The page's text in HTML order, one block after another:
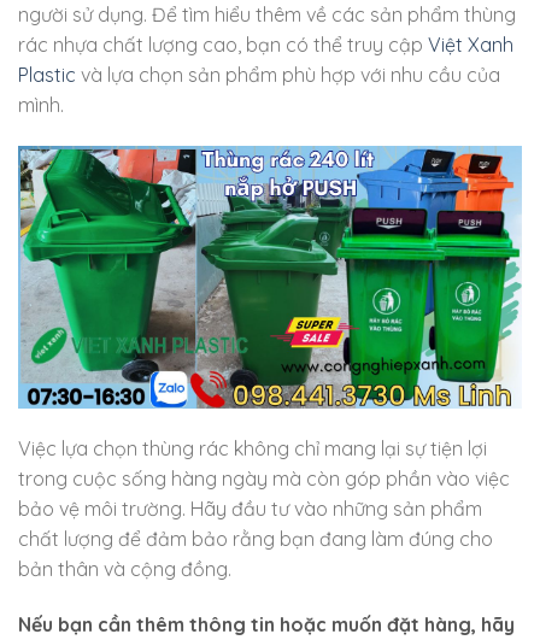
người sử dụng. Để tìm hiểu thêm về các sản phẩm thùng
rác nhựa chất lượng cao, bạn có thể truy cập Việt Xanh
Plastic và lựa chọn sản phẩm phù hợp với nhu cầu của
mình.
Việc lựa chọn thùng rác không chỉ mang lại sự tiện lợi
trong cuộc sống hàng ngày mà còn góp phần vào việc
bảo vệ môi trường. Hãy đầu tư vào những sản phẩm
chất lượng để đảm bảo rằng bạn đang làm đúng cho
bản thân và cộng đồng.
Nếu bạn cần thêm thông tin hoặc muốn đặt hàng, hãy